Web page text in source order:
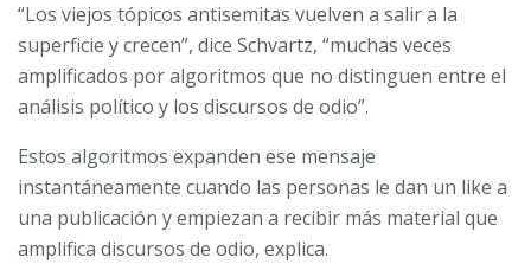
“Los viejos tópicos antisemitas vuelven a salir a la
superficie y crecen”, dice Schvartz, “muchas veces
amplificados por algoritmos que no distinguen entre el
análisis político y los discursos de odio”.
Estos algoritmos expanden ese mensaje
instantáneamente cuando las personas le dan un like a
una publicación y empiezan a recibir más material que
amplifica discursos de odio, explica.